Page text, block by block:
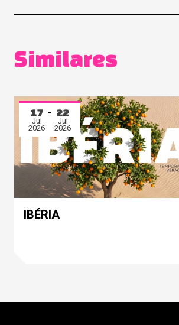
Similares
17
Jul
2026
22
Jul
2026
IBÉRIA